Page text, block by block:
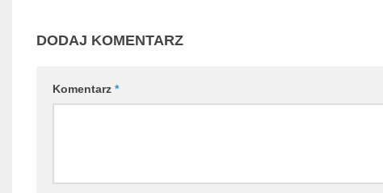
DODAJ KOMENTARZ
Komentarz *